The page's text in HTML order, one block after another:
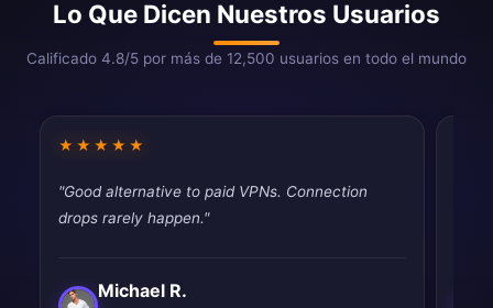
Lo Que Dicen Nuestros Usuarios
Calificado 4.8/5 por más de 12,500 usuarios en todo el mundo
★★★★★
"Good alternative to paid VPNs. Connection
drops rarely happen."
Michael R.